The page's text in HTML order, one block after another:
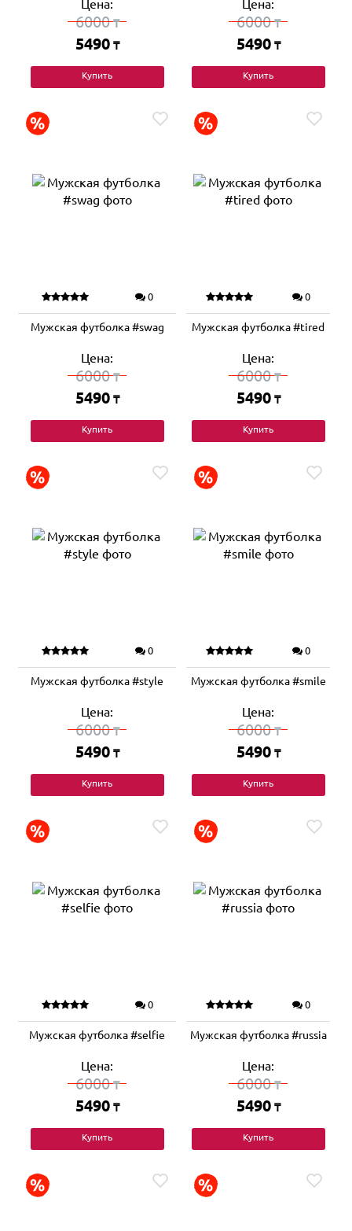
Цена:
6000₸
5490 ₸
Купить
Цена:
6000₸
5490 ₸
Купить
0
Мужская футболка #swag
Цена:
6000₸
5490 ₸
Купить
0
Мужская футболка #tired
Цена:
6000₸
5490 ₸
Купить
0
Мужская футболка #style
Цена:
6000₸
5490 ₸
Купить
0
Мужская футболка #smile
Цена:
6000₸
5490 ₸
Купить
0
Мужская футболка #selfie
Цена:
6000₸
5490 ₸
Купить
0
Мужская футболка #russia
Цена:
6000₸
5490 ₸
Купить